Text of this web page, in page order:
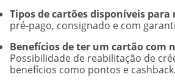
Tipos de cartões disponíveis para
pré-pago, consignado e com
Benefícios de ter um cartão com
Possibilidade de reabilitação de
benefícios como pontos e cashback.